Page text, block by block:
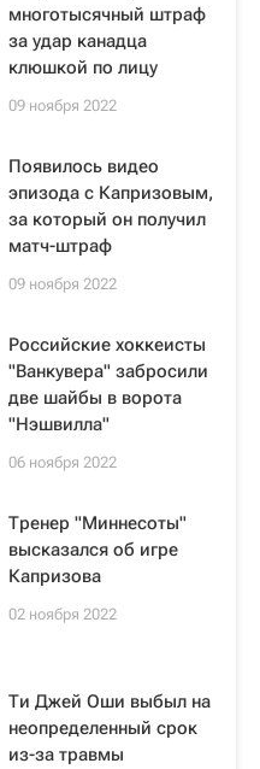
многотысячный штраф
за удар канадца
клюшкой по лицу
09 ноября 2022
Появилось видео
эпизода с Капризовым,
за который он получил
матч-штраф
09 ноября 2022
Российские хоккеисты
"Ванкувера" забросили
две шайбы в ворота
"Нэшвилла"
06 ноября 2022
Тренер "Миннесоты"
высказался об игре
Капризова
02 ноября 2022
Ти Джей Оши выбыл на
неопределенный срок
из-за травмы